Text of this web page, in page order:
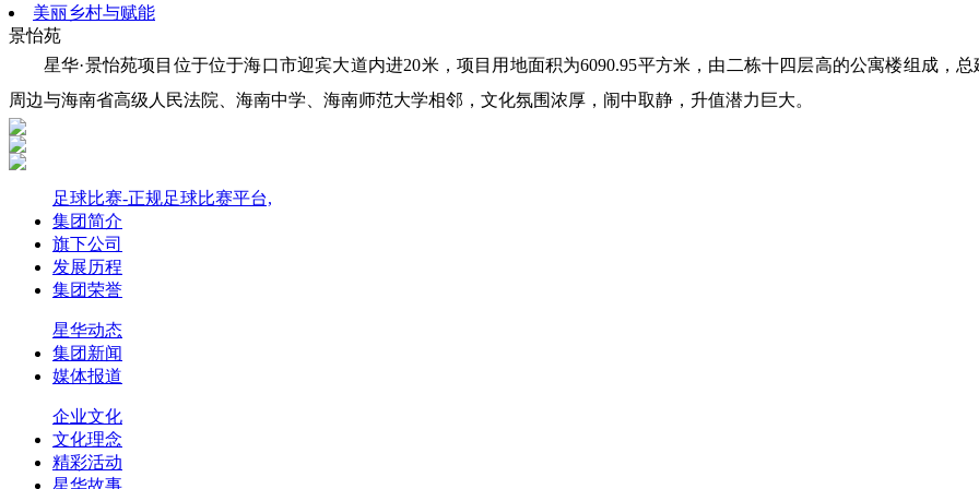
美丽乡村与赋能
景怡苑
星华·景怡苑项目位于位于海口市迎宾大道内进20米，项目用地面积为6090.95平方米，由二栋十四层高的公寓楼组成，
周边与海南省高级人民法院、海南中学、海南师范大学相邻，文化氛围浓厚，闹中取静，升值潜力巨大。
足球比赛-正规足球比赛平台,
集团简介
旗下公司
发展历程
集团荣誉
星华动态
集团新闻
媒体报道
企业文化
文化理念
精彩活动
星华故事